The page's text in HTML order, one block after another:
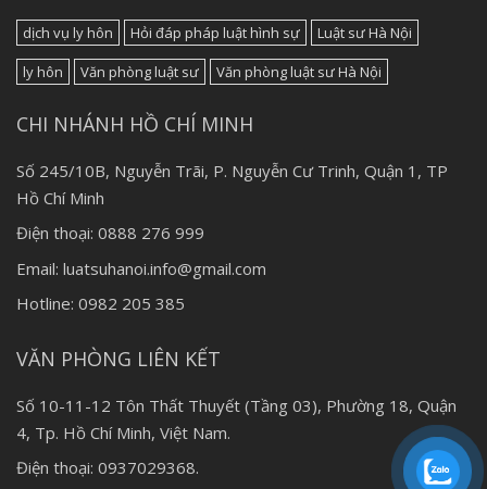
dịch vụ ly hôn Hỏi đáp pháp luật hình sự
Luật sư Hà Nội
ly hôn
Văn phòng luật sư Văn phòng luật sư Hà Nội
CHI NHÁNH HỒ CHÍ MINH
Số 245/10B, Nguyễn Trãi, P. Nguyễn Cư Trinh, Quận 1, TP
Hồ Chí Minh
Điện thoại: 0888 276 999
Email: luatsuhanoi.info@gmail.com
Hotline: 0982 205 385
VĂN PHÒNG LIÊN KẾT
Số 10-11-12 Tôn Thất Thuyết (Tầng 03), Phường 18, Quận
4, Tp. Hồ Chí Minh, Việt Nam.
Điện thoại: 0937029368.